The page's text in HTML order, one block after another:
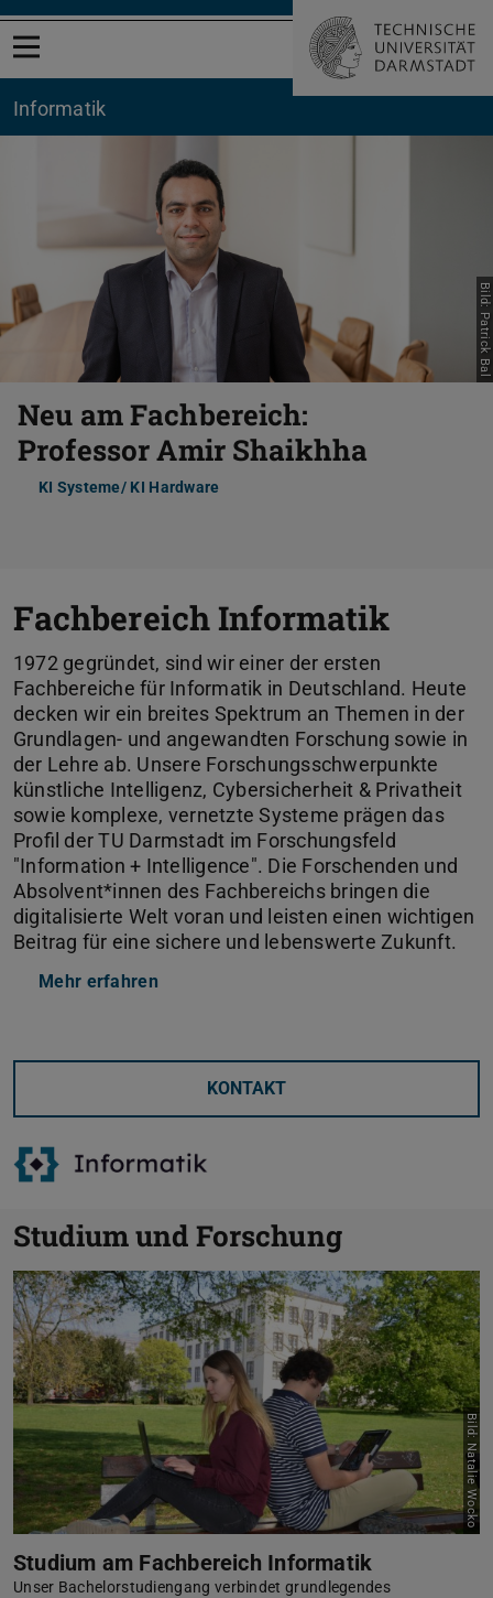
Menü öffnen
Informatik
Bild: Patrick Bal
Neu am Fachbereich:
Professor Amir Shaikhha
KI Systeme/ KI Hardware
Fachbereich Informatik
1972 gegründet, sind wir einer der ersten
Fachbereiche für Informatik in Deutschland. Heute
decken wir ein breites Spektrum an Themen in der
Grundlagen- und angewandten Forschung sowie in
der Lehre ab. Unsere Forschungsschwerpunkte
künstliche Intelligenz, Cybersicherheit & Privatheit
sowie komplexe, vernetzte Systeme prägen das
Profil der TU Darmstadt im Forschungsfeld
"Information + Intelligence". Die Forschenden und
Absolvent*innen des Fachbereichs bringen die
digitalisierte Welt voran und leisten einen wichtigen
Beitrag für eine sichere und lebenswerte Zukunft.
Mehr erfahren
KONTAKT
Studium und Forschung
Bild: Natalie Wocko
Studium am Fachbereich Informatik
Unser Bachelorstudiengang verbindet grundlegendes